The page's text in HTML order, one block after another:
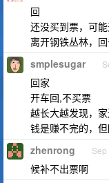
回
还没买到票，可
离开钢铁丛林，回
smplesugar
回家
开车回,不买票
越长大越发现，
钱是赚不完的，
zhenrong
候补不出票啊